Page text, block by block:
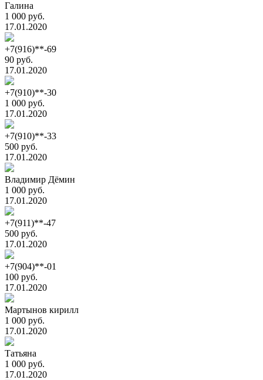
Галина
1 000 руб.
17.01.2020
+7(916)**-69
90 руб.
17.01.2020
+7(910)**-30
1 000 руб.
17.01.2020
+7(910)**-33
500 руб.
17.01.2020
Владимир Дёмин
1 000 руб.
17.01.2020
+7(911)**-47
500 руб.
17.01.2020
+7(904)**-01
100 руб.
17.01.2020
Мартынов кирилл
1 000 руб.
17.01.2020
Татьяна
1 000 руб.
17.01.2020